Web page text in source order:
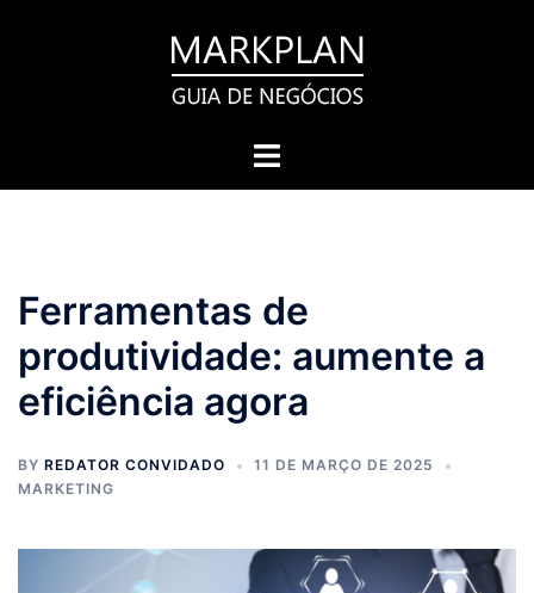
Toggle
Ferramentas de
produtividade: aumente a
eficiência agora
BY REDATOR CONVIDADO
11 DE MARÇO DE 2025
MARKETING